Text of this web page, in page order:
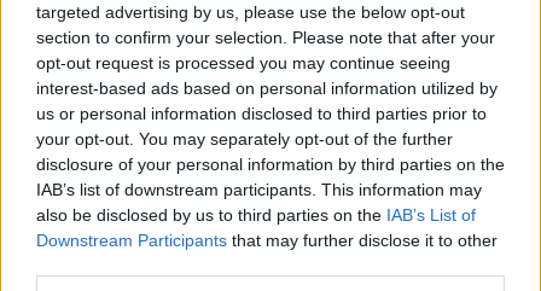
targeted advertising by us, please use the below opt-out
section to confirm your selection. Please note that after your
opt-out request is processed you may continue seeing
interest-based ads based on personal information utilized by
us or personal information disclosed to third parties prior to
your opt-out. You may separately opt-out of the further
disclosure of your personal information by third parties on the
IAB’s list of downstream participants. This information may
also be disclosed by us to third parties on the IAB’s List of
Downstream Participants that may further disclose it to other